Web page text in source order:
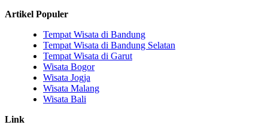
Artikel Populer
Tempat Wisata di Bandung
Tempat Wisata di Bandung Selatan
Tempat Wisata di Garut
Wisata Bogor
Wisata Jogja
Wisata Malang
Wisata Bali
Link